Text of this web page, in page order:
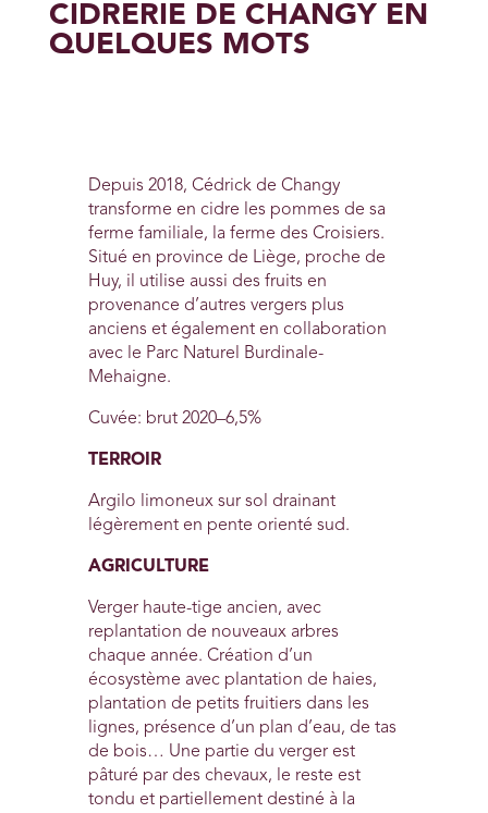
CIDRERIE DE CHANGY EN
QUELQUES MOTS
Depuis 2018, Cédrick de Changy
transforme en cidre les pommes de sa
ferme familiale, la ferme des Croisiers.
Situé en province de Liège, proche de
Huy, il utilise aussi des fruits en
provenance d’autres vergers plus
anciens et également en collaboration
avec le Parc Naturel Burdinale-
Mehaigne.
Cuvée: brut 2020–6,5%
TERROIR
Argilo limoneux sur sol drainant
légèrement en pente orienté sud.
AGRICULTURE
Verger haute-tige ancien, avec
replantation de nouveaux arbres
chaque année. Création d’un
écosystème avec plantation de haies,
plantation de petits fruitiers dans les
lignes, présence d’un plan d’eau, de tas
de bois… Une partie du verger est
pâturé par des chevaux, le reste est
tondu et partiellement destiné à la